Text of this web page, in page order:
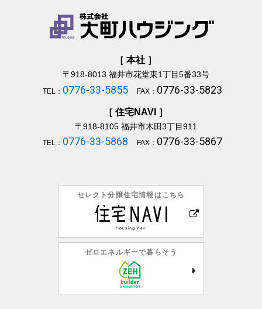
［ 本社 ］
〒918-8013 福井市花堂東1丁目5番33号
TEL： 0776-33-5855 FAX： 0776-33-5823
［ 住宅NAVI ］
〒918-8105福井市木田3丁目911
TEL： 0776-33-5868 FAX： 0776-33-5867
セレクト分譲住宅情報はこちら
ゼロエネルギーで暮らそう